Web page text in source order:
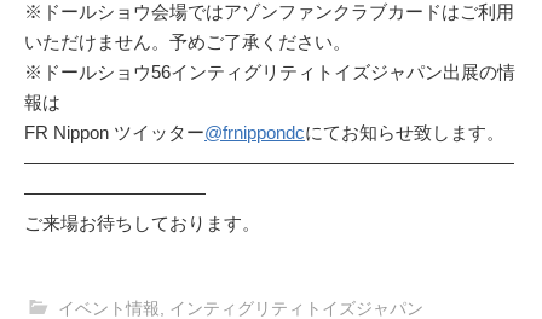
※ドールショウ会場ではアゾンファンクラブカードはご利用
いただけません。予めご了承ください。
※ドールショウ56インティグリティトイズジャパン出展の情
報は
FR Nippon ツイッター@frnippondcにてお知らせ致します。
———————————————————————————
——————————
ご来場お待ちしております。
イベント情報 インティグリティトイズジャパン